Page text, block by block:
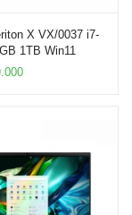
X VX/0037 i7-
1TB Win11